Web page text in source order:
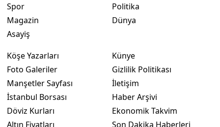
Spor
Magazin
Asayiş
Politika
Dünya
Köşe Yazarları
Foto Galeriler
Manşetler Sayfası
İstanbul Borsası
Döviz Kurları
Altın Fiyatları
Künye
Gizlilik Politikası
İletişim
Haber Arşivi
Ekonomik Takvim
Son Dakika Haberleri